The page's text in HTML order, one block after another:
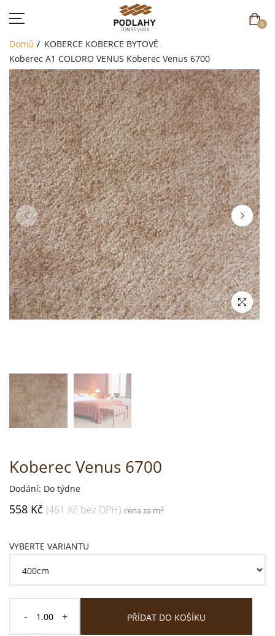
0
DOMŮ
SORTIMENT
AKCE
CENÍK
REFERENCE
SOUTĚŽ
KONTAKT
Domů KOBERCE KOBERCE BYTOVÉ
Koberec A1 COLORO VENUS Koberec Venus 6700
Koberec Venus 6700
Dodání: Do týdne
558 Kč (461 Kč bez DPH) cena za m2
VYBERTE VARIANTU
- + PŘÍDAT DO KOŠÍKU